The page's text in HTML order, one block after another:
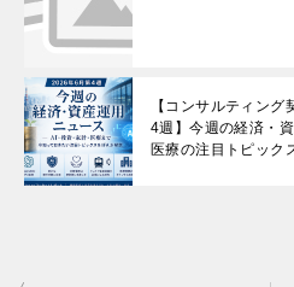
【コンサルティン
4週】今週の経済・
医療の注目トピック